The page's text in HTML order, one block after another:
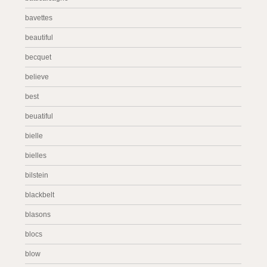
bavettes
beautiful
becquet
believe
best
beuatiful
bielle
bielles
bilstein
blackbelt
blasons
blocs
blow